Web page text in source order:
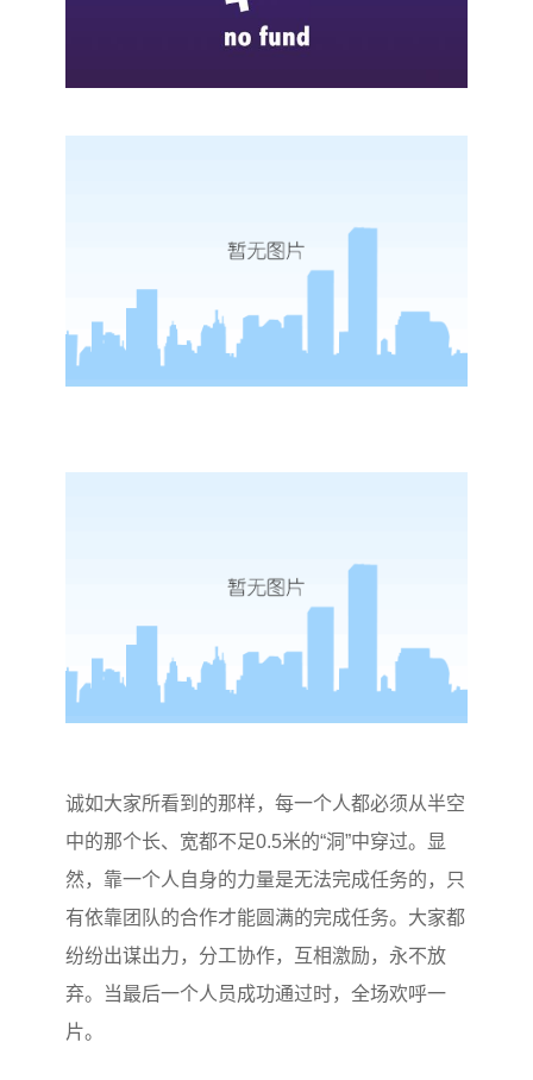
诚如大家所看到的那样，每一个人都必须从半空
中的那个长、宽都不足0.5米的“洞”中穿过。显
然，靠一个人自身的力量是无法完成任务的，只
有依靠团队的合作才能圆满的完成任务。大家都
纷纷出谋出力，分工协作，互相激励，永不放
弃。当最后一个人员成功通过时，全场欢呼一
片。